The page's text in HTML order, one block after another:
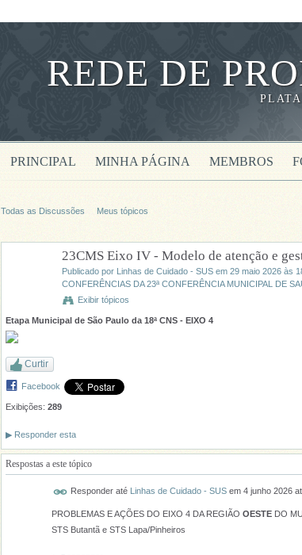
REDE DE
PRINCIPAL MINHA PÁGINA MEMBROS
Todas as Discussões Meus tópicos
23CMS Eixo IV - Modelo de atenção e
Publicado por Linhas de Cuidado - SUS em 29 maio 2026 às
CONFERÊNCIAS DA 23ª CONFERÊNCIA MUNICIPAL DE
Exibir tópicos
Etapa Municipal de São Paulo da 18ª CNS - EIXO 4
Curtir
Facebook
Exibições: 289
▶ Responder esta
Respostas a este tópico
Responder até Linhas de Cuidado - SUS em 4 junho 2026
PROBLEMAS E AÇÕES DO EIXO 4 DA REGIÃO OESTE DO
STS Butantã e STS Lapa/Pinheiros